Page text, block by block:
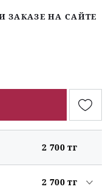
ЗАКАЗЕ НА САЙТЕ
2 700 тг
2 700 тг